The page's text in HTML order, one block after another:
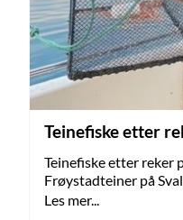
Teinefiske etter
Teinefiske etter reker
Frøystadteiner på
Les mer...